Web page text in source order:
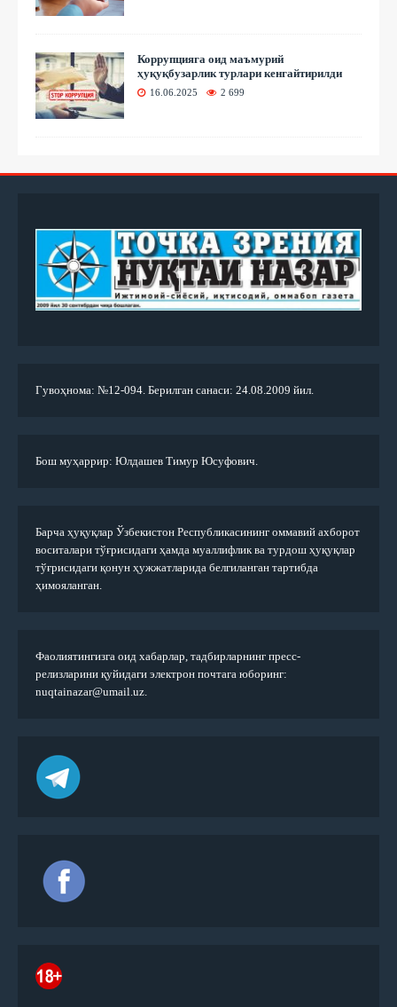
Коррупцияга оид маъмурий
ҳуқуқбузарлик турлари кенгайтирилди
16.06.2025 2 699
Гувоҳнома: №12-094. Берилган санаси: 24.08.2009 йил.
Бош муҳаррир: Юлдашев Тимур Юсуфович.
Барча ҳуқуқлар Ўзбекистон Республикасининг оммавий ахборот
воситалари тўғрисидаги ҳамда муаллифлик ва турдош ҳуқуқлар
тўғрисидаги қонун ҳужжатларида белгиланган тартибда
ҳимояланган.
Фаолиятингизга оид хабарлар, тадбирларнинг пресс-
релизларини қуйидаги электрон почтага юборинг:
nuqtainazar@umail.uz.